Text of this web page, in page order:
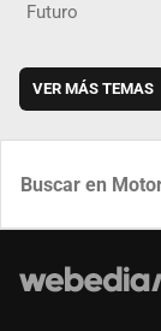
Futuro
VER MÁS TEMAS